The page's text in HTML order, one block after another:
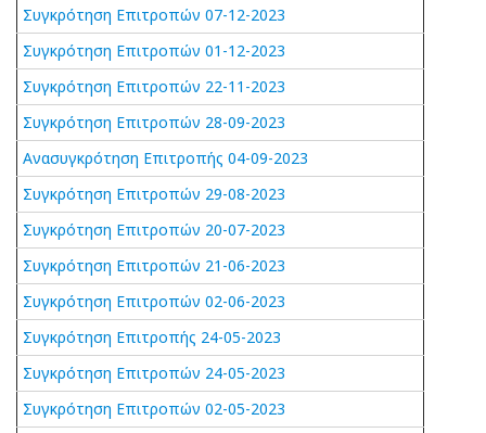
Συγκρότηση Επιτροπών 07-12-2023
Συγκρότηση Επιτροπών 01-12-2023
Συγκρότηση Επιτροπών 22-11-2023
Συγκρότηση Επιτροπών 28-09-2023
Ανασυγκρότηση Επιτροπής 04-09-2023
Συγκρότηση Επιτροπών 29-08-2023
Συγκρότηση Επιτροπών 20-07-2023
Συγκρότηση Επιτροπών 21-06-2023
Συγκρότηση Επιτροπών 02-06-2023
Συγκρότηση Επιτροπής 24-05-2023
Συγκρότηση Επιτροπών 24-05-2023
Συγκρότηση Επιτροπών 02-05-2023